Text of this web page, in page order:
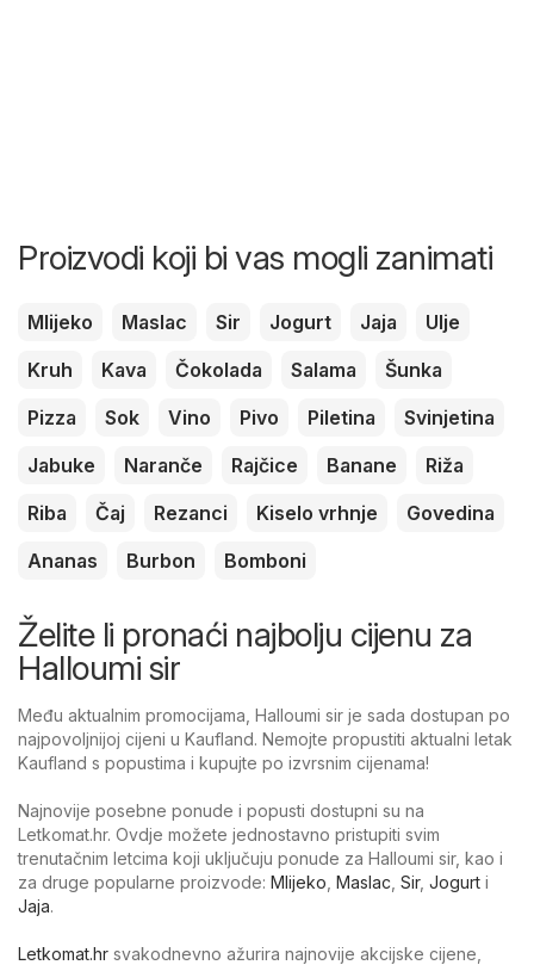
Proizvodi koji bi vas mogli zanimati
Mlijeko Maslac Sir Jogurt Jaja
Ulje
Kruh
Kava Čokolada Salama
Šunka
Pizza
Sok Vino Pivo Piletina
Svinjetina
Jabuke
Naranče Rajčice Banane
Riža
Riba
Čaj Rezanci Kiselo vrhnje
Govedina
Ananas
Burbon Bomboni
Želite li pronaći najbolju cijenu za
Halloumi sir
Među aktualnim promocijama, Halloumi sir je sada dostupan po
najpovoljnijoj cijeni u Kaufland. Nemojte propustiti aktualni letak
Kaufland s popustima i kupujte po izvrsnim cijenama!
Najnovije posebne ponude i popusti dostupni su na
Letkomat.hr. Ovdje možete jednostavno pristupiti svim
trenutačnim letcima koji uključuju ponude za Halloumi sir, kao i
za druge popularne proizvode: Mlijeko Maslac Sir, Jogurt i
Jaja.
Letkomat.hr svakodnevno ažurira najnovije akcijske cijene,